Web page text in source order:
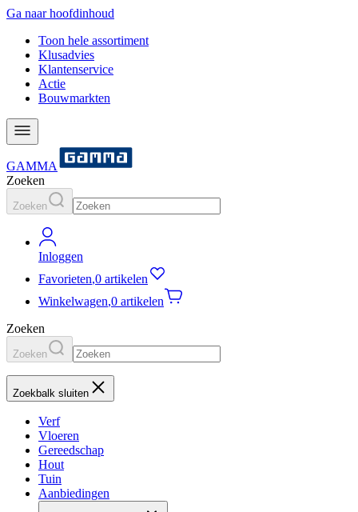
Ga naar hoofdinhoud
Toon hele assortiment
Klusadvies
Klantenservice
Actie
Bouwmarkten
GAMMA
Zoeken
Zoeken
Inloggen
Favorieten,0 artikelen
Winkelwagen,0 artikelen
Zoeken
Zoeken
Zoekbalk sluiten
Verf
Vloeren
Gereedschap
Hout
Tuin
Aanbiedingen